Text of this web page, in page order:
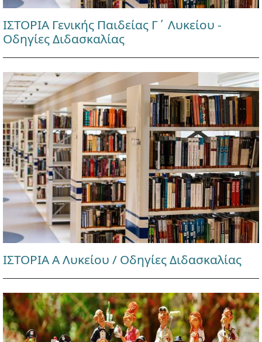
ΙΣΤΟΡΙΑ Γενικής Παιδείας Γ΄ Λυκείου -
Οδηγίες Διδασκαλίας
ΙΣΤΟΡΙΑ Α Λυκείου / Οδηγίες Διδασκαλίας